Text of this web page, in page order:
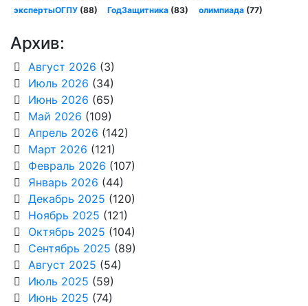
экспертыОГПУ(88) ГодЗащитника (83) олимпиада(77)
Архив:
Август 2026 (3)
Июль 2026 (34)
Июнь 2026 (65)
Май 2026 (109)
Апрель 2026 (142)
Март 2026 (121)
Февраль 2026 (107)
Январь 2026 (44)
Декабрь 2025 (120)
Ноябрь 2025 (121)
Октябрь 2025 (104)
Сентябрь 2025 (89)
Август 2025 (54)
Июль 2025 (59)
Июнь 2025 (74)